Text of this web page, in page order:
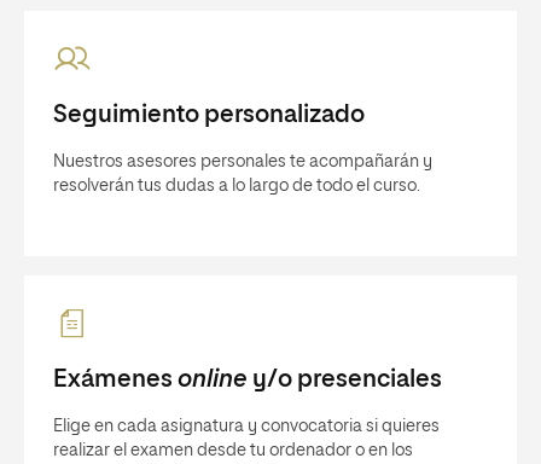
Seguimiento personalizado
Nuestros asesores personales te acompañarán y
resolverán tus dudas a lo largo de todo el curso.
Exámenes online y/o presenciales
Elige en cada asignatura y convocatoria si quieres
realizar el examen desde tu ordenador o en los